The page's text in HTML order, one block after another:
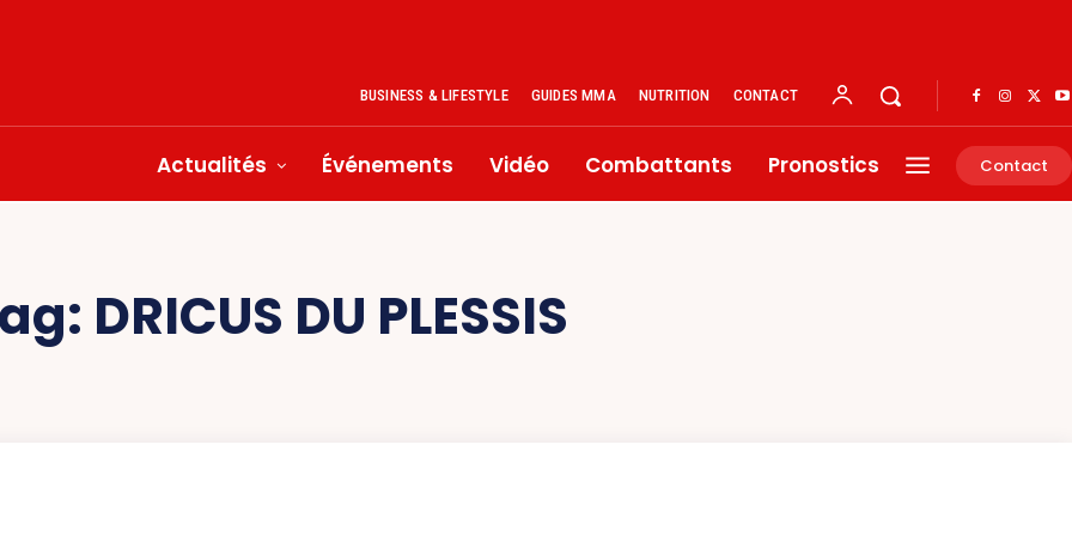
BUSINESS & LIFESTYLE GUIDES MMA NUTRITION CONTACT
Actualités Événements Vidéo Combattants Pronostics Contact
DRICUS DU PLESSIS